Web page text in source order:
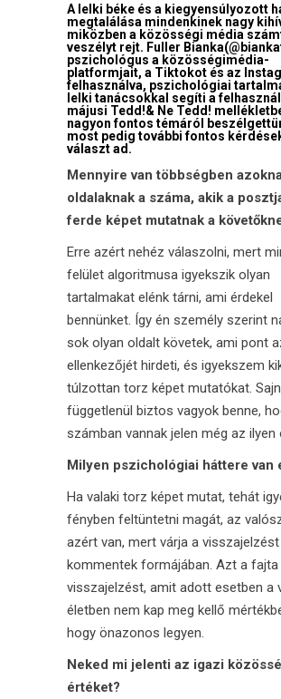
A lelki béke és a kiegyensúlyozott
megtalálása mindenkinek nagy
miközben a közösségi média
veszélyt rejt. Fuller Bianka
pszichológus a közösségimédia-
platformjait, a Tiktokot és az
felhasználva, pszichológiai
lelki tanácsokkal segíti a
májusi Tedd!& Ne Tedd!
nagyon fontos témáról
most pedig további fontos
választ ad.
Mennyire van többségben
oldalaknak a száma, akik a
ferde képet mutatnak a
Erre azért nehéz válaszolni, mert
felület algoritmusa igyekszik olyan
tartalmakat elénk tárni, ami érdekel
bennünket. Így én személy szerint
sok olyan oldalt követek, ami pont
ellenkezőjét hirdeti, és igyekszem
túlzottan torz képet mutatókat.
függetlenül biztos vagyok benne,
számban vannak jelen még az ilyen
Milyen pszichológiai háttere van
Ha valaki torz képet mutat, tehát
fényben feltüntetni magát, az
azért van, mert várja a visszajelzést
kommentek formájában. Azt a fajta
visszajelzést, amit adott esetben a
életben nem kap meg kellő
hogy önazonos legyen.
Neked mi jelenti az igazi
értéket?